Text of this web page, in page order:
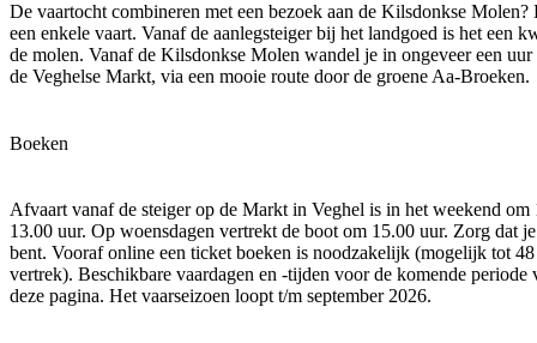
De vaartocht combineren met een bezoek aan de Kilsdonkse Molen?
een enkele vaart. Vanaf de aanlegsteiger bij het landgoed is het een
de molen. Vanaf de Kilsdonkse Molen wandel je in ongeveer een uur
de Veghelse Markt, via een mooie route door de groene Aa-Broeken.
Boeken
Afvaart vanaf de steiger op de Markt in Veghel is in het weekend om
13.00 uur. Op woensdagen vertrekt de boot om 15.00 uur. Zorg dat
bent. Vooraf online een ticket boeken is noodzakelijk (mogelijk tot
vertrek). Beschikbare vaardagen en -tijden voor de komende periode
deze pagina. Het vaarseizoen loopt t/m september 2026.